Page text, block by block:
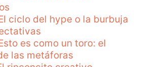
ciclo del hype o la burbuja
es como un toro: el
las metáforas